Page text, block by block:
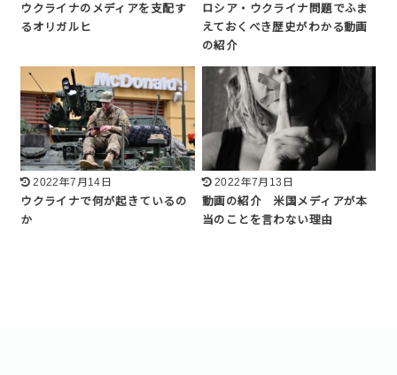
ウクライナのメディアを支配す
るオリガルヒ
ロシア・ウクライナ問題でふま
えておくべき歴史がわかる動画
の紹介
2022年7月14日
ウクライナで何が起きているの
か
2022年7月13日
動画の紹介 米国メディアが本
当のことを言わない理由